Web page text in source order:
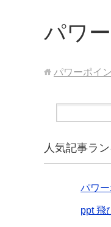
パワ
パワーポイ
人気記事ラ
パワ
ppt 飛